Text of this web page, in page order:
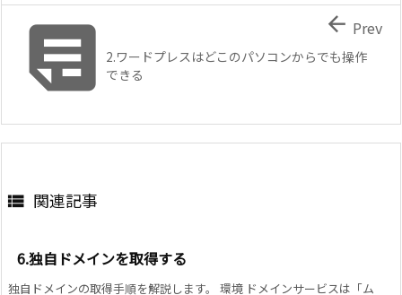
2.ワードプレスはどこのパソコンからでも操作
できる
 Prev
 関連記事
6.独自ドメインを取得する
独自ドメインの取得手順を解説します。 環境 ドメインサービスは「ム